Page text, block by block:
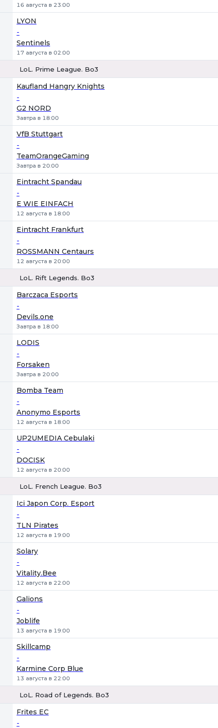
16 августа в 23:00
LYON
-
Sentinels
17 августа в 02:00
LoL. Prime League. Bo3
Kaufland Hangry Knights
-
G2 NORD
Завтра в 18:00
VfB Stuttgart
-
TeamOrangeGaming
Завтра в 20:00
Eintracht Spandau
-
E WIE EINFACH
12 августа в 18:00
Eintracht Frankfurt
-
ROSSMANN Centaurs
12 августа в 20:00
LoL. Rift Legends. Bo3
Barczaca Esports
-
Devils.one
Завтра в 18:00
LODIS
-
Forsaken
Завтра в 20:00
Bomba Team
-
Anonymo Esports
12 августа в 18:00
UP2UMEDIA Cebulaki
-
DOCISK
12 августа в 20:00
LoL. French League. Bo3
Ici Japon Corp. Esport
-
TLN Pirates
12 августа в 19:00
Solary
-
Vitality.Bee
12 августа в 22:00
Galions
-
Joblife
13 августа в 19:00
Skillcamp
-
Karmine Corp Blue
13 августа в 22:00
LoL. Road of Legends. Bo3
Frites EC
-